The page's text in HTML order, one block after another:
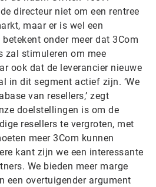
directeur niet om een rentree
maar er is wel een
onder meer dat 3Com
zal stimuleren om mee
ook dat de leverancier nieuwe
in dit segment actief zijn. ‘We
van resellers,’ zegt
doelstellingen is om de
resellers te vergroten, met
meer 3Com kunnen
kant zijn we een interessante
We bieden meer marge
een overtuigender argument